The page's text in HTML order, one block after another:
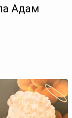
Адам